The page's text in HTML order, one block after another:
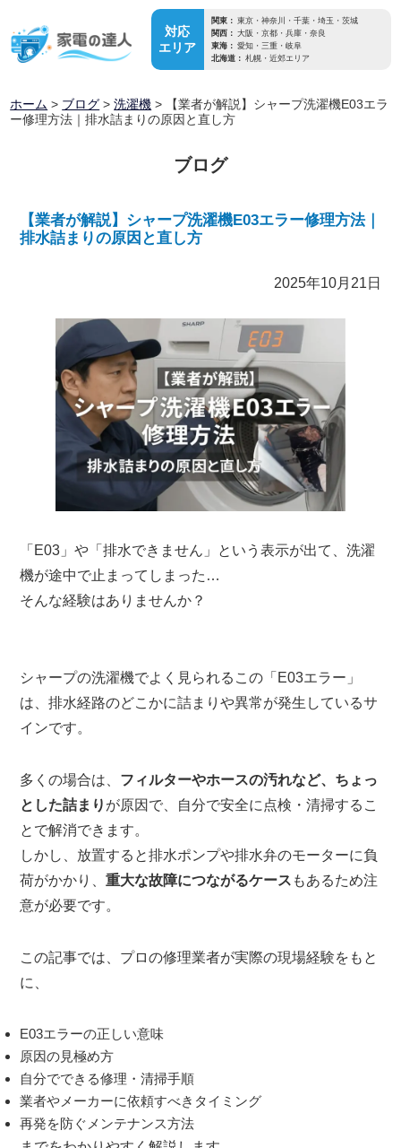
対応
エリア
関東： 東京・神奈川・千葉・埼玉・茨城
関西： 大阪・京都・兵庫・奈良
東海： 愛知・三重・岐阜
北海道： 札幌・近郊エリア
ホーム > ブログ >洗濯機 >
【業者が解説】シャープ洗濯機E03エラ
ー修理方法｜排水詰まりの原因と直し方
ブログ
【業者が解説】シャープ洗濯機E03エラー修理方法｜
排水詰まりの原因と直し方
2025年10月21日
「E03」や「排水できません」という表示が出て、洗濯
機が途中で止まってしまった…
そんな経験はありませんか？
シャープの洗濯機でよく見られるこの「E03エラー」
は、排水経路のどこかに詰まりや異常が発生しているサ
インです。
多くの場合は、 フィルターやホースの汚れなど、ちょっ
とした詰まり が原因で、自分で安全に点検・清掃するこ
とで解消できます。
しかし、放置すると排水ポンプや排水弁のモーターに負
荷がかかり、重大な故障につながるケース もあるため注
意が必要です。
この記事では、プロの修理業者が実際の現場経験をもと
に、
E03エラーの正しい意味
原因の見極め方
自分でできる修理・清掃手順
業者やメーカーに依頼すべきタイミング
再発を防ぐメンテナンス方法